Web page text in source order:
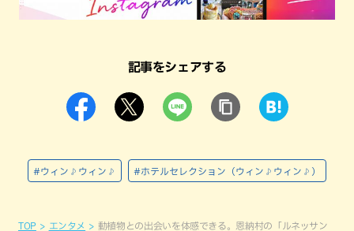
記事をシェアする
#ウィン♪ウィン♪ #ホテルセレクション（ウィン♪ウィン♪）
TOP エンタメ 動植物との出会いを体感できる。恩納村の「ルネッサン